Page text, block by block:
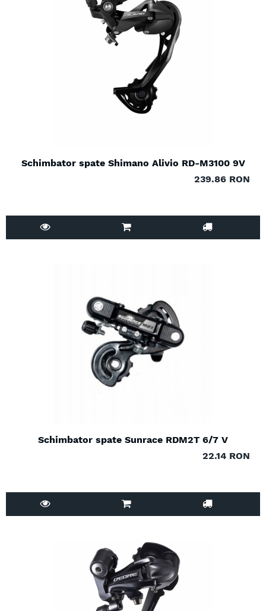
Schimbator spate Shimano Alivio RD-M3100 9V
239.86 RON
Schimbator spate Sunrace RDM2T 6/7 V
22.14 RON